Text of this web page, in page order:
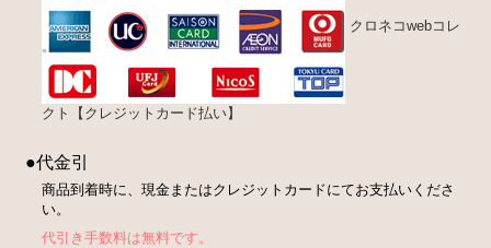
クロネコwebコレ
クト【クレジットカード払い】
●代金引
商品到着時に、現金またはクレジットカードにてお支払いくださ
い。
代引き手数料は無料です。